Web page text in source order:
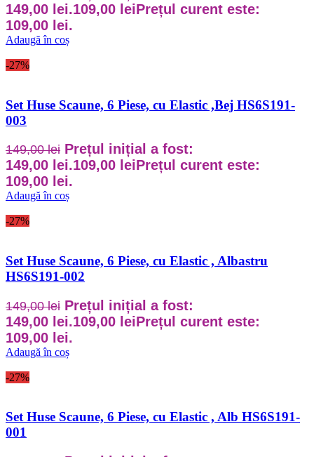
149,00 lei.109,00 leiPrețul curent este:
109,00 lei.
Adaugă în coș
-27%
Set Huse Scaune, 6 Piese, cu Elastic ,Bej HS6S191-
003
149,00lei Prețul inițial a fost:
149,00 lei.109,00 leiPrețul curent este:
109,00 lei.
Adaugă în coș
-27%
Set Huse Scaune, 6 Piese, cu Elastic , Albastru
HS6S191-002
149,00lei Prețul inițial a fost:
149,00 lei.109,00 leiPrețul curent este:
109,00 lei.
Adaugă în coș
-27%
Set Huse Scaune, 6 Piese, cu Elastic , Alb HS6S191-
001